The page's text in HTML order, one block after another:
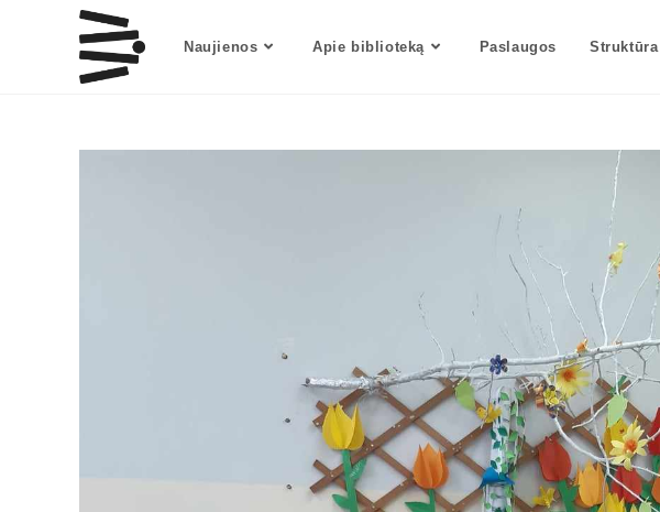
Naujienos Apie biblioteką Paslaugos Struktūra